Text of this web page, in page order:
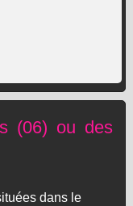
(06) ou des
dans le